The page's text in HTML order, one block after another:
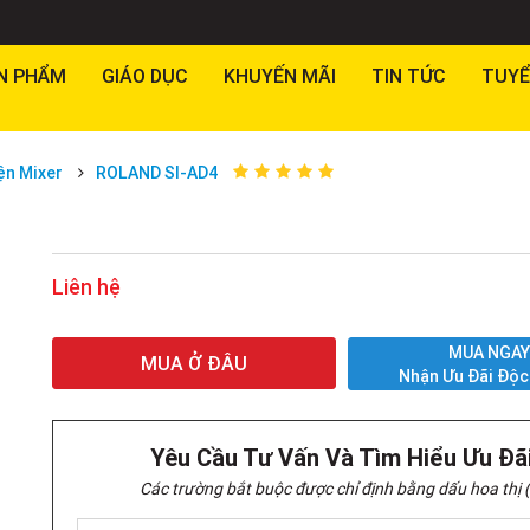
PHẨM GIÁO DỤC KHUYẾN MÃI TIN TỨC
Mixer ROLAND SI-AD4
Liên hệ
MUA Ở ĐÂU
MUA NGAY
Nhận Ưu Đãi
Yêu Cầu Tư Vấn Và Tìm Hiểu Ưu
Các trường bắt buộc được chỉ định bằng dấu hoa thị